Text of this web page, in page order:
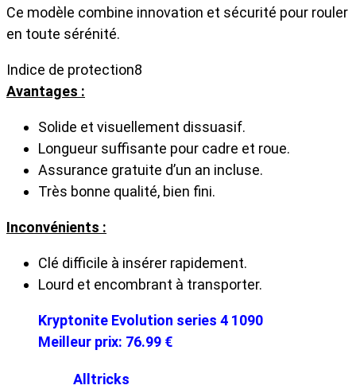
Ce modèle combine innovation et sécurité pour rouler
en toute sérénité.
Indice de protection8
Avantages :
Solide et visuellement dissuasif.
Longueur suffisante pour cadre et roue.
Assurance gratuite d’un an incluse.
Très bonne qualité, bien fini.
Inconvénients :
Clé difficile à insérer rapidement.
Lourd et encombrant à transporter.
Kryptonite Evolution series 4 1090
Meilleur prix: 76.99 €
Alltricks